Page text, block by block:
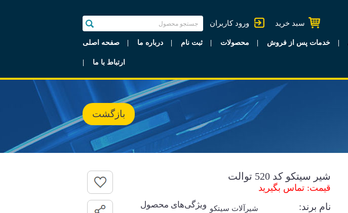
ورود کاربران سبد خرید
صفحه اصلی درباره ما ثبت نام محصولات خدمات پس از فروش
ارتباط با ما
بازگشت
شیر سیتکو کد 520 توالت
قیمت: تماس بگیرید
نام برند:
شیرآلات سیتکو ویژگی‌های محصول